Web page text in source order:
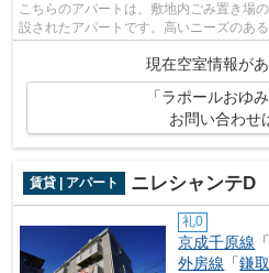
こちらのアパートは、敷地内ごみ置き場
設されたアパートです。高いニーズのあ
現在空室情報があ
「ラポールおゆ
お問い合わせ
賃貸 | アパート ニレシャンテD
礼0
京成千原線
外房線 「鎌取